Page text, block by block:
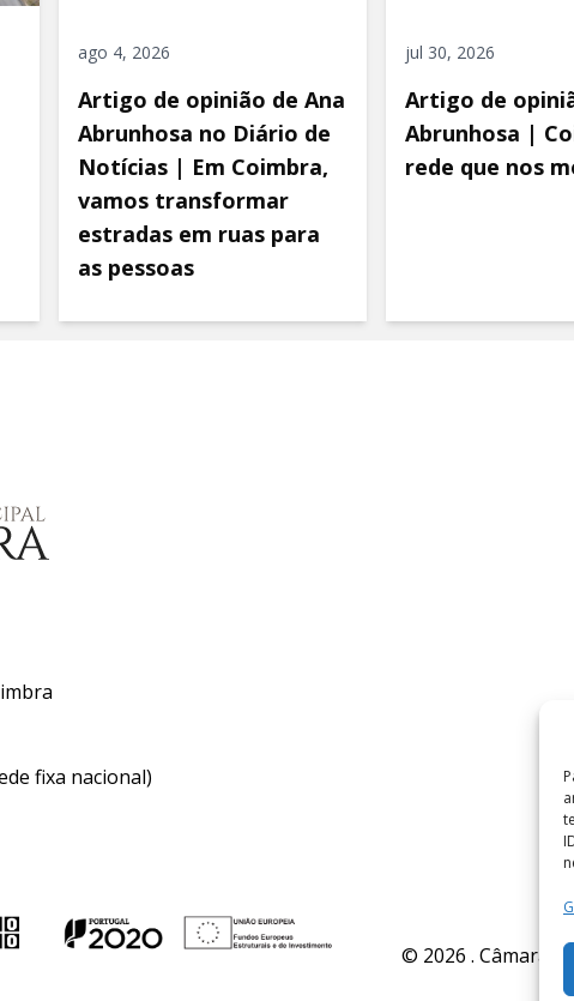
ago 4, 2026
Artigo de opinião de Ana
Abrunhosa no Diário de
Notícias | Em Coimbra,
vamos transformar
estradas em ruas para
as pessoas
jul 30, 2026
Artigo de
Abrunhosa |
rede que nos
fixa nacional)
© 2026 . Câmara